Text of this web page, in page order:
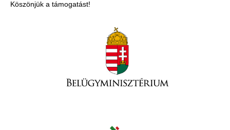
Köszönjük a támogatást!